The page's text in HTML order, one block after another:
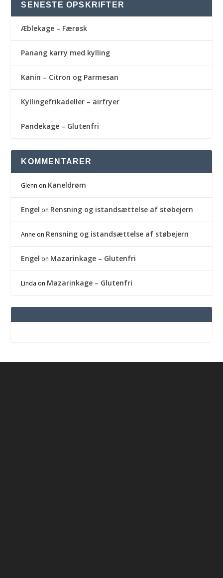
SENESTE OPSKRIFTER
Æblekage – Færøsk
Panang karry med kylling
Kanin – Citron og Parmesan
Kyllingefrikadeller – airfryer
Pandekage – Glutenfri
KOMMENTARER
Glenn on Kaneldrøm
Engel on Rensning og istandsættelse af støbejern
Anne on Rensning og istandsættelse af støbejern
Engel on Mazarinkage – Glutenfri
Linda on Mazarinkage – Glutenfri